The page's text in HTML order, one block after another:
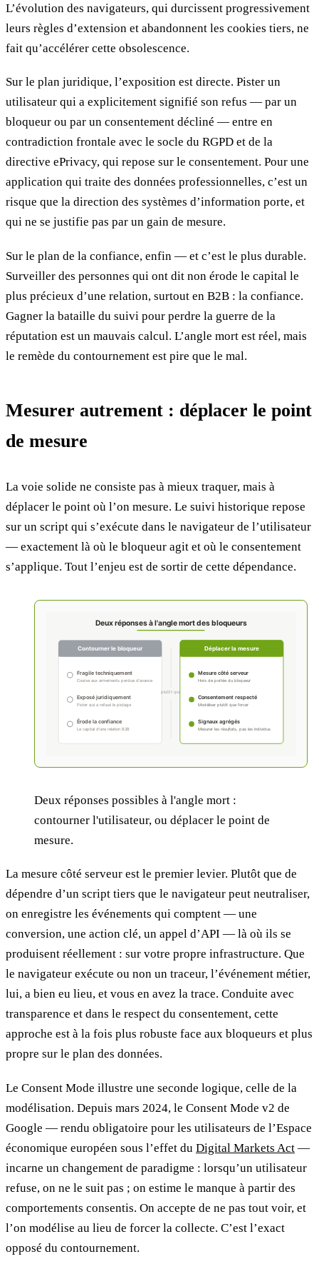
L’évolution des navigateurs, qui durcissent progressivement
leurs règles d’extension et abandonnent les cookies tiers, ne
fait qu’accélérer cette obsolescence.
Sur le plan juridique, l’exposition est directe. Pister un
utilisateur qui a explicitement signifié son refus — par un
bloqueur ou par un consentement décliné — entre en
contradiction frontale avec le socle du RGPD et de la
directive ePrivacy, qui repose sur le consentement. Pour une
application qui traite des données professionnelles, c’est un
risque que la direction des systèmes d’information porte, et
qui ne se justifie pas par un gain de mesure.
Sur le plan de la confiance, enfin — et c’est le plus durable.
Surveiller des personnes qui ont dit non érode le capital le
plus précieux d’une relation, surtout en B2B : la confiance.
Gagner la bataille du suivi pour perdre la guerre de la
réputation est un mauvais calcul. L’angle mort est réel, mais
le remède du contournement est pire que le mal.
Mesurer autrement : déplacer le point
de mesure
La voie solide ne consiste pas à mieux traquer, mais à
déplacer le point où l’on mesure. Le suivi historique repose
sur un script qui s’exécute dans le navigateur de l’utilisateur
— exactement là où le bloqueur agit et où le consentement
s’applique. Tout l’enjeu est de sortir de cette dépendance.
Deux réponses possibles à l'angle mort :
contourner l'utilisateur, ou déplacer le point de
mesure.
La mesure côté serveur est le premier levier. Plutôt que de
dépendre d’un script tiers que le navigateur peut neutraliser,
on enregistre les événements qui comptent — une
conversion, une action clé, un appel d’API — là où ils se
produisent réellement : sur votre propre infrastructure. Que
le navigateur exécute ou non un traceur, l’événement métier,
lui, a bien eu lieu, et vous en avez la trace. Conduite avec
transparence et dans le respect du consentement, cette
approche est à la fois plus robuste face aux bloqueurs et plus
propre sur le plan des données.
Le Consent Mode illustre une seconde logique, celle de la
modélisation. Depuis mars 2024, le Consent Mode v2 de
Google — rendu obligatoire pour les utilisateurs de l’Espace
économique européen sous l’effet du Digital Markets Act —
incarne un changement de paradigme : lorsqu’un utilisateur
refuse, on ne le suit pas ; on estime le manque à partir des
comportements consentis. On accepte de ne pas tout voir, et
l’on modélise au lieu de forcer la collecte. C’est l’exact
opposé du contournement.